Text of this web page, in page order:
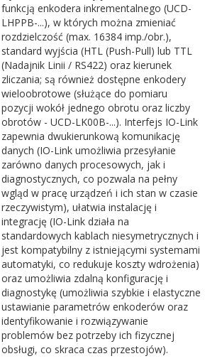
funkcją enkodera inkrementalnego (UCD-
LHPPB-...), w których można zmieniać
rozdzielczość (max. 16384 imp./obr.),
standard wyjścia (HTL (Push-Pull) lub TTL
(Nadajnik Linii / RS422) oraz kierunek
zliczania; są również dostępne enkodery
wieloobrotowe (służące do pomiaru
pozycji wokół jednego obrotu oraz liczby
obrotów - UCD-LK00B-...). Interfejs IO-Link
zapewnia dwukierunkową komunikację
danych (IO-Link umożliwia przesyłanie
zarówno danych procesowych, jak i
diagnostycznych, co pozwala na pełny
wgląd w pracę urządzeń i ich stan w czasie
rzeczywistym), ułatwia instalację i
integrację (IO-Link działa na
standardowych kablach niesymetrycznych i
jest kompatybilny z istniejącymi systemami
automatyki, co redukuje koszty wdrożenia)
oraz umożliwia zdalną konfigurację i
diagnostykę (umożliwia szybkie i elastyczne
ustawianie parametrów enkoderów oraz
identyfikowanie i rozwiązywanie
problemów bez potrzeby ich fizycznej
obsługi, co skraca czas przestojów).